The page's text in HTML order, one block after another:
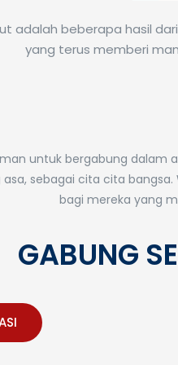
adalah beberapa hasil
yang terus memberi
Catalyst
Forum
untuk bergabung dalam
sebagai cita cita
bagi mereka yang
GABUNG